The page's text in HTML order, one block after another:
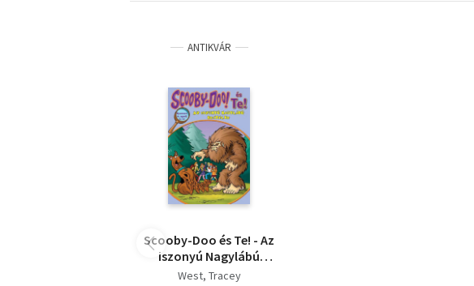
ANTIKVÁR
Scooby-Doo és Te! - Az
iszonyú Nagylábú
rejtélye
West, Tracey